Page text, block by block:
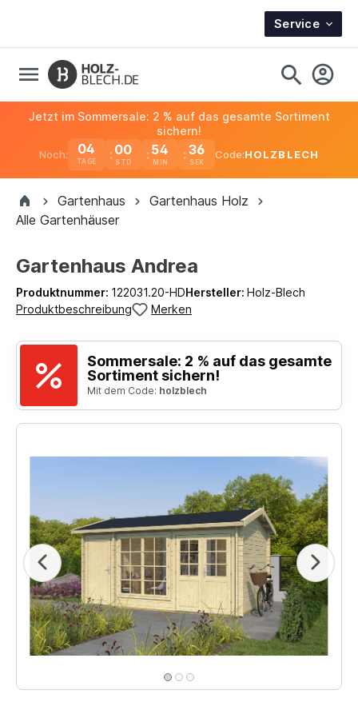
Service
Noch: 04
TAGE
00 54 36
Jetzt im Sommersale: 2 % auf das gesamte Sortiment
sichern!
Code:HOLZBLECH
Gartenhaus
Gartenhaus Holz
Alle Gartenhäuser
Gartenhaus Andrea
Produktnummer: 122031.20-HDHersteller: Holz-Blech
Produktbeschreibung
Merken
Sommersale: 2 % auf das gesamte
Sortiment sichern!
Mit dem Code: holzblech